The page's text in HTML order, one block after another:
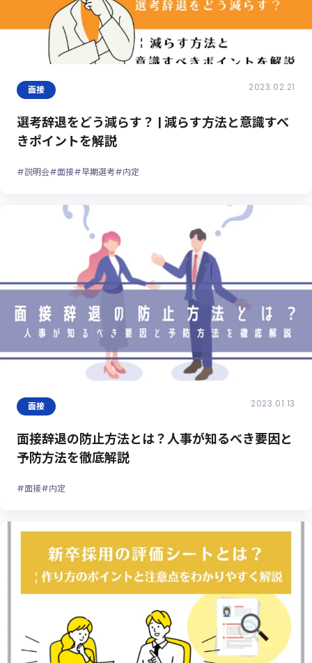
面接 2023.02.21
選考辞退をどう減らす？ | 減らす方法と意識すべ
きポイントを解説
#説明会#面接#早期選考#内定
面接 2023.01.13
面接辞退の防止方法とは？人事が知るべき要因と
予防方法を徹底解説
#面接#内定